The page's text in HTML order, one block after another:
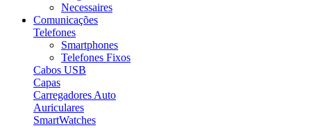
Necessaires
Comunicações
Telefones
Smartphones
Telefones Fixos
Cabos USB
Capas
Carregadores Auto
Auriculares
SmartWatches